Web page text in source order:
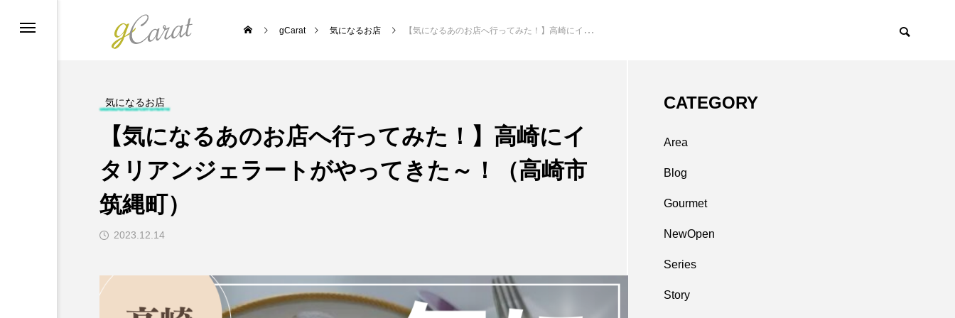
gCarat 気になるお店 【気になるあのお店へ行ってみた！】高崎にイタリアンジェラートがやってきた～！（高崎市筑縄町）
気になるお店
【気になるあのお店へ行ってみた！】高崎にイ
タリアンジェラートがやってきた～！（高崎市
筑縄町）
2023.12.14
CATEGORY
Area
Blog
Gourmet
NewOpen
Series
Story